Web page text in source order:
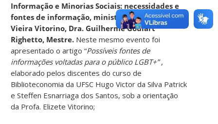
Informação e Minorias Sociais: necessidades e
fontes de informação, ministrantes:Elizete
Vieira Vitorino, Dra. Guilherme Goulart
Righetto, Mestre. Neste mesmo evento foi
apresentado o artigo “Possíveis fontes de
informações voltadas para o público LGBT+”,
elaborado pelos discentes do curso de
Biblioteconomia da UFSC Hugo Victor da Silva Patrick
e Steffen Esnarriaga dos Santos, sob a orientação
da Profa. Elizete Vitorino;